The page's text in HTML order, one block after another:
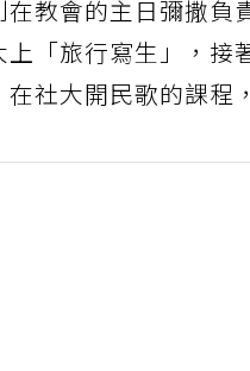
教會的主日彌撒負
「旅行寫生」，接
社大開民歌的課程